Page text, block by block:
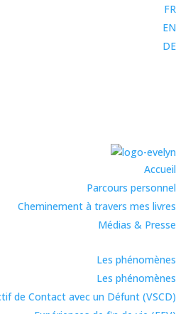
FR
EN
DE
Accueil
Parcours personnel
Cheminement à travers mes livres
Médias & Presse
Les phénomènes
Les phénomènes
de Contact avec un Défunt (VSCD)